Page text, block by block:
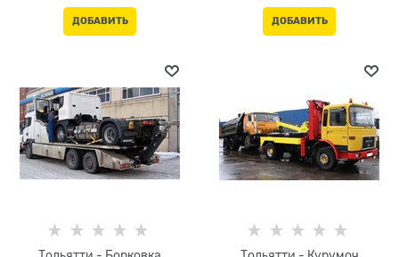
ДОБАВИТЬ ДОБАВИТЬ